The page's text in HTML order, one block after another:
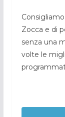
Zocca e di
senza una
volte le